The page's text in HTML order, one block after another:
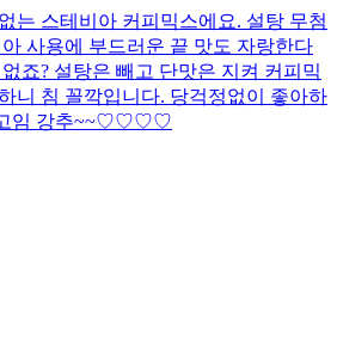
는 스테비아 커피믹스에요. 설탕 무첨
사용에 부드러운 끝 맛도 자랑한다
죠? 설탕은 빼고 단맛은 지켜 커피믹
니 침 꼴깍입니다. 당걱정없이 좋아하
고임 강추~~♡♡♡♡